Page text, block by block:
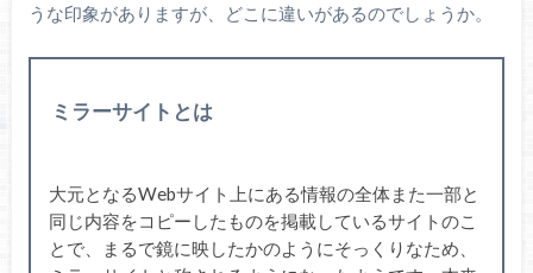
うな印象がありますが、どこに違いがあるのでしょうか。
ミラーサイトとは
大元となるWebサイト上にある情報の全体また一部と
同じ内容をコピーしたものを掲載しているサイトのこ
とで、まるで鏡に映したかのようにそっくりなため、